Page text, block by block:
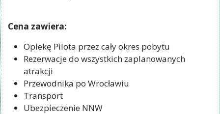
Cena zawiera:
Opiekę Pilota przez cały okres pobytu
Rezerwacje do wszystkich zaplanowanych
atrakcji
Przewodnika po Wrocławiu
Transport
Ubezpieczenie NNW